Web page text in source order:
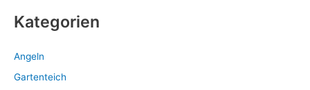
Kategorien
Angeln
Gartenteich